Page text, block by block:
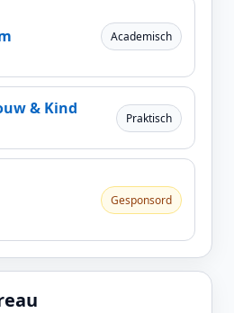
Academisch
& Kind Praktisch
Gesponsord